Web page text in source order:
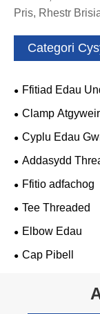
Pris, Rhestr
Categori
Ffitiad Edau
Clamp
Cyplu Edau
Addasydd
Ffitio adfachog
Tee Threaded
Elbow Edau
Cap Pibell